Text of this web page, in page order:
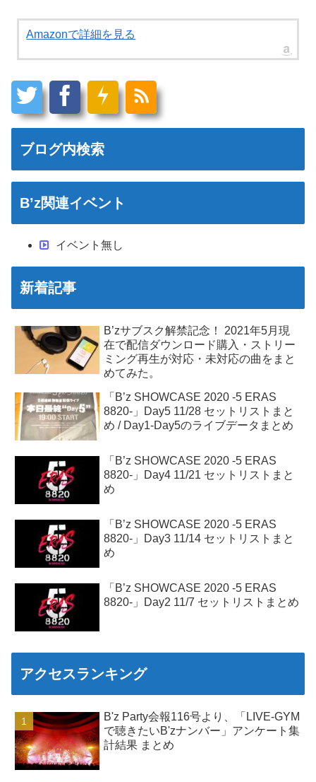
Amazonで詳細を見る
ブログ内検索
B’z関連イベント
イベント無し
新着記事
B’zサブスク解禁記念！ 2021年5月現
在で配信ダウンロード購入・ストリー
ミング再生が対応・未対応の曲をまと
めてみた。
「B’z SHOWCASE 2020 -5 ERAS
8820-」Day5 11/28 セットリストまと
め / Day1-Day5のライブデータまとめ
「B’z SHOWCASE 2020 -5 ERAS
8820-」Day4 11/21 セットリストまと
め
「B’z SHOWCASE 2020 -5 ERAS
8820-」Day3 11/14 セットリストまと
め
「B’z SHOWCASE 2020 -5 ERAS
8820-」Day2 11/7 セットリストまとめ
アクセスランキング
B'z Party会報116号より、「LIVE-GYM
で聴きたいB'zナンバー」アンケート集
計結果 まとめ